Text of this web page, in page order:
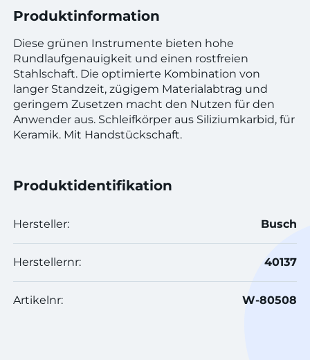
Produktinformation
Diese grünen Instrumente bieten hohe
Rundlaufgenauigkeit und einen rostfreien
Stahlschaft. Die optimierte Kombination von
langer Standzeit, zügigem Materialabtrag und
geringem Zusetzen macht den Nutzen für den
Anwender aus. Schleifkörper aus Siliziumkarbid, für
Keramik. Mit Handstückschaft.
Produktidentifikation
Hersteller: Busch
Herstellernr: 40137
Artikelnr: W-80508